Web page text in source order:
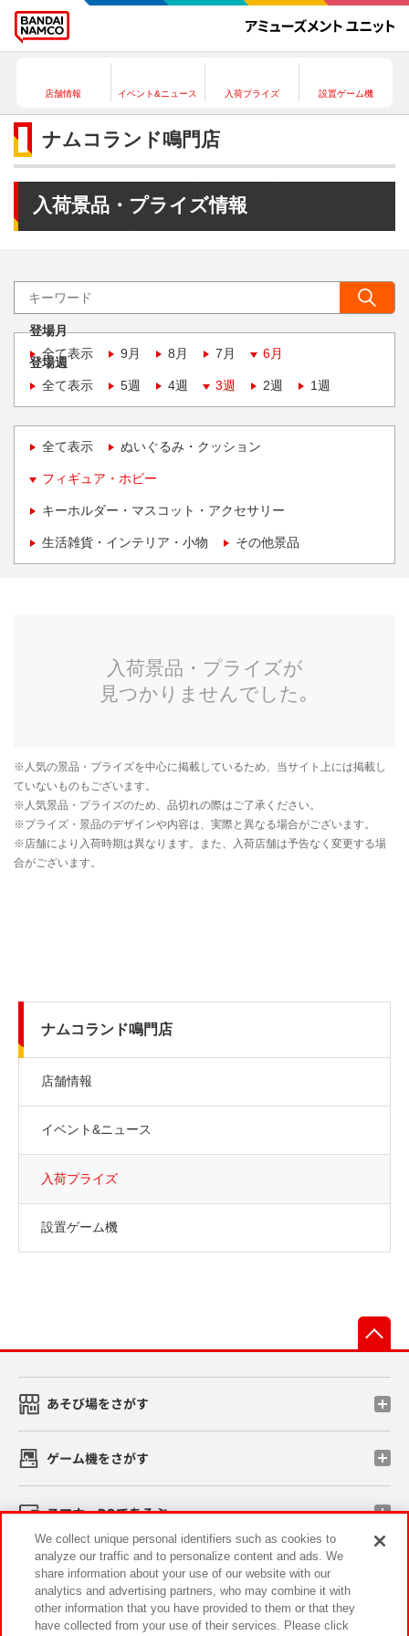
店舗情報 イベント&ニュース 入荷プライズ 設置ゲーム機
ナムコランド鳴門店
入荷景品・プライズ情報
登場月
全て表示
9月 8月 7月 6月
登場週
全て表示
5週 4週 3週 2週 1週
全て表示 ぬいぐるみ・クッション
フィギュア・ホビー
キーホルダー・マスコット・アクセサリー
生活雑貨・インテリア・小物 その他景品
ナムコランド鳴門店
店舗情報
イベント&ニュース
入荷プライズ
設置ゲーム機
あそび場をさがす
ゲーム機をさがす
スマホ・PCであそぶ
イベント・キャンペーン
We collect unique personal identifiers such as cookies to
analyze our traffic and to personalize content and ads. We
share information about your use of our website with our
analytics and advertising partners, who may combine it with
other information that you have provided to them or that they
have collected from your use of their services. Please click